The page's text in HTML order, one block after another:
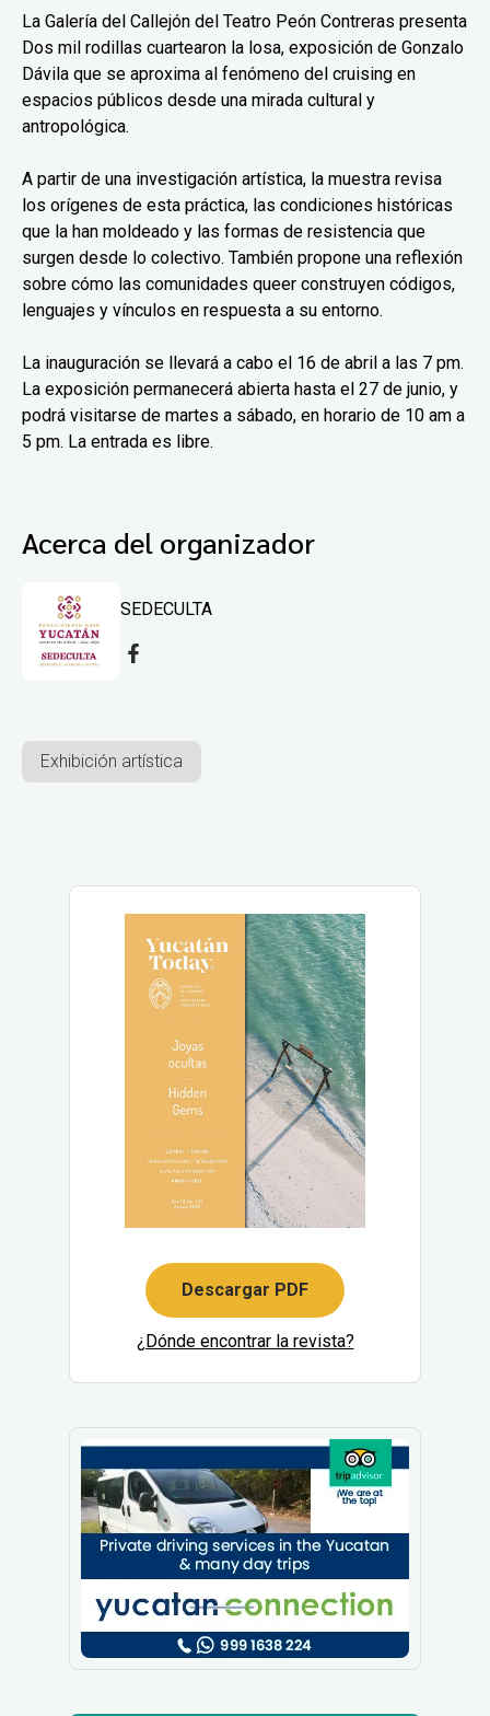
La Galería del Callejón del Teatro Peón Contreras presenta
Dos mil rodillas cuartearon la losa, exposición de Gonzalo
Dávila que se aproxima al fenómeno del cruising en
espacios públicos desde una mirada cultural y
antropológica.
A partir de una investigación artística, la muestra revisa
los orígenes de esta práctica, las condiciones históricas
que la han moldeado y las formas de resistencia que
surgen desde lo colectivo. También propone una reflexión
sobre cómo las comunidades queer construyen códigos,
lenguajes y vínculos en respuesta a su entorno.
La inauguración se llevará a cabo el 16 de abril a las 7 pm.
La exposición permanecerá abierta hasta el 27 de junio, y
podrá visitarse de martes a sábado, en horario de 10 am a
5 pm. La entrada es libre.
Acerca del organizador
SEDECULTA
Exhibición artística
Descargar PDF
¿Dónde encontrar la revista?